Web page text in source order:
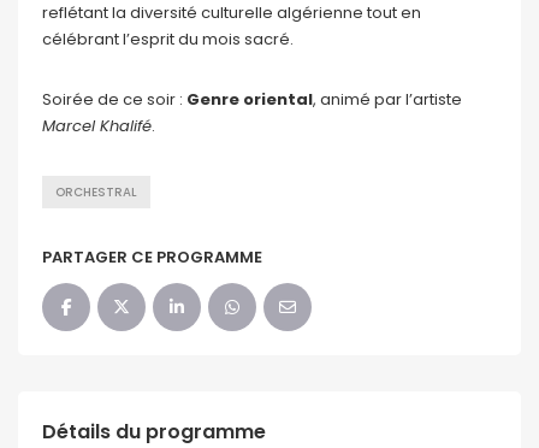
reflétant la diversité culturelle algérienne tout en
célébrant l’esprit du mois sacré.
Soirée de ce soir : Genre oriental, animé par l’artiste
Marcel Khalifé.
ORCHESTRAL
PARTAGER CE PROGRAMME
Détails du programme